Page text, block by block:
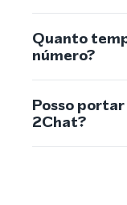
Quanto
número?
Posso
2Chat?